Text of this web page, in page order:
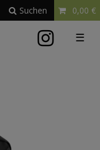
Suchen 0,00 €
☰